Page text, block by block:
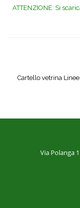
ATTENZIONE: Si
Cartello vetrina
Via Polanga 1